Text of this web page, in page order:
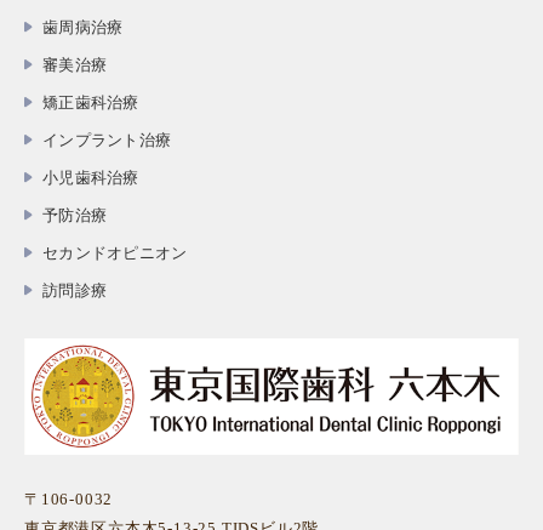
歯周病治療
審美治療
矯正歯科治療
インプラント治療
小児歯科治療
予防治療
セカンドオピニオン
訪問診療
〒106-0032